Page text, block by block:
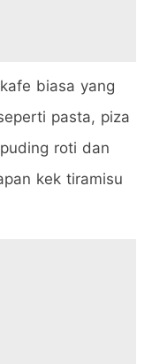
biasa yang
pasta, piza
roti dan
kek tiramisu